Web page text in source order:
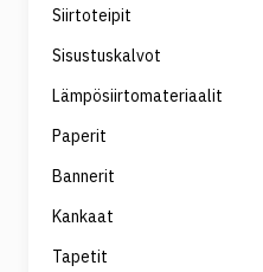
Siirtoteipit
Sisustuskalvot
Lämpösiirtomateriaalit
Paperit
Bannerit
Kankaat
Tapetit